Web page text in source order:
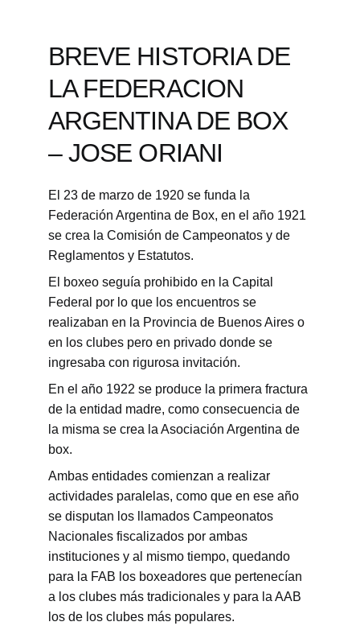
BREVE HISTORIA DE
LA FEDERACION
ARGENTINA DE BOX
– JOSE ORIANI
El 23 de marzo de 1920 se funda la
Federación Argentina de Box, en el año 1921
se crea la Comisión de Campeonatos y de
Reglamentos y Estatutos.
El boxeo seguía prohibido en la Capital
Federal por lo que los encuentros se
realizaban en la Provincia de Buenos Aires o
en los clubes pero en privado donde se
ingresaba con rigurosa invitación.
En el año 1922 se produce la primera fractura
de la entidad madre, como consecuencia de
la misma se crea la Asociación Argentina de
box.
Ambas entidades comienzan a realizar
actividades paralelas, como que en ese año
se disputan los llamados Campeonatos
Nacionales fiscalizados por ambas
instituciones y al mismo tiempo, quedando
para la FAB los boxeadores que pertenecían
a los clubes más tradicionales y para la AAB
los de los clubes más populares.